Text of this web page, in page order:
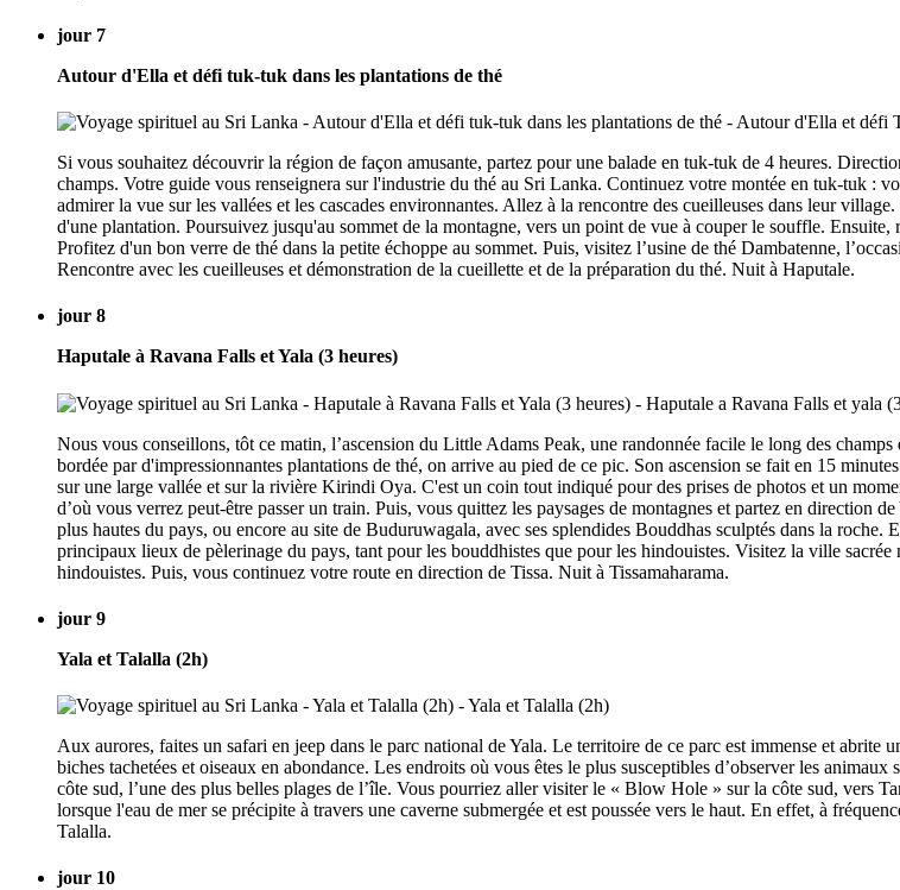
jour 7
Autour d'Ella et défi tuk-tuk dans les plantations de thé
Si vous souhaitez découvrir la région de façon amusante, partez pour une balade en tuk-tuk de 4 heures.
champs. Votre guide vous renseignera sur l'industrie du thé au Sri Lanka. Continuez votre montée en tuk-tuk :
admirer la vue sur les vallées et les cascades environnantes. Allez à la rencontre des cueilleuses dans leur
d'une plantation. Poursuivez jusqu'au sommet de la montagne, vers un point de vue à couper le souffle.
Profitez d'un bon verre de thé dans la petite échoppe au sommet. Puis, visitez l’usine de thé Dambatenne,
Rencontre avec les cueilleuses et démonstration de la cueillette et de la préparation du thé. Nuit à Haputale.
jour 8
Haputale à Ravana Falls et Yala (3 heures)
Nous vous conseillons, tôt ce matin, l’ascension du Little Adams Peak, une randonnée facile le long des
bordée par d'impressionnantes plantations de thé, on arrive au pied de ce pic. Son ascension se fait en 15
sur une large vallée et sur la rivière Kirindi Oya. C'est un coin tout indiqué pour des prises de photos et un
d’où vous verrez peut-être passer un train. Puis, vous quittez les paysages de montagnes et partez en direction
plus hautes du pays, ou encore au site de Buduruwagala, avec ses splendides Bouddhas sculptés dans la
principaux lieux de pèlerinage du pays, tant pour les bouddhistes que pour les hindouistes. Visitez la ville
hindouistes. Puis, vous continuez votre route en direction de Tissa. Nuit à Tissamaharama.
jour 9
Yala et Talalla (2h)
Aux aurores, faites un safari en jeep dans le parc national de Yala. Le territoire de ce parc est immense et abrite
biches tachetées et oiseaux en abondance. Les endroits où vous êtes le plus susceptibles d’observer les
côte sud, l’une des plus belles plages de l’île. Vous pourriez aller visiter le « Blow Hole » sur la côte sud, vers
lorsque l'eau de mer se précipite à travers une caverne submergée et est poussée vers le haut. En effet, à
Talalla.
jour 10